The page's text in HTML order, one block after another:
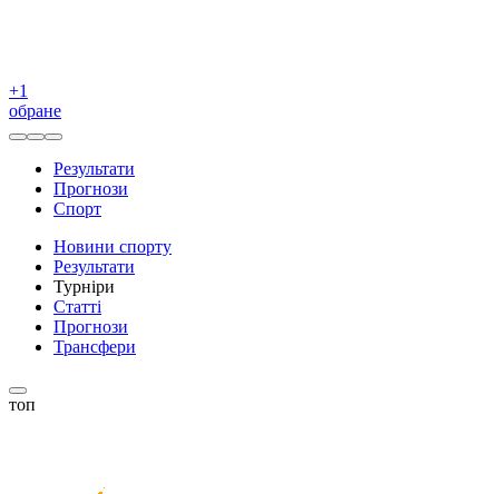
+1
обране
Результати
Прогнози
Спорт
Новини спорту
Результати
Турніри
Статті
Прогнози
Трансфери
топ